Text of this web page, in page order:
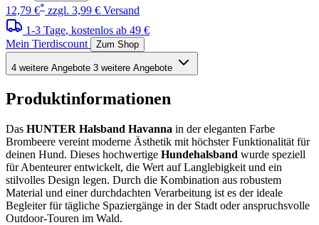
12,79 €* zzgl. 3,99 € Versand
1-3 Tage, kostenlos ab 49 €
Mein Tierdiscount
Zum Shop
4 weitere Angebote 3 weitere Angebote
Produktinformationen
Das HUNTER Halsband Havanna in der eleganten Farbe
Brombeere vereint moderne Ästhetik mit höchster Funktionalität für
deinen Hund. Dieses hochwertige Hundehalsband wurde speziell
für Abenteurer entwickelt, die Wert auf Langlebigkeit und ein
stilvolles Design legen. Durch die Kombination aus robustem
Material und einer durchdachten Verarbeitung ist es der ideale
Begleiter für tägliche Spaziergänge in der Stadt oder anspruchsvolle
Outdoor-Touren im Wald.